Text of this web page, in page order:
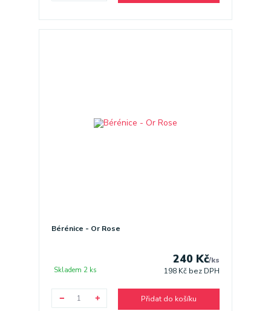
Bérénice - Or Rose
240 Kč/ks
198 Kč bez DPH
Skladem 2 ks
Přidat do košíku